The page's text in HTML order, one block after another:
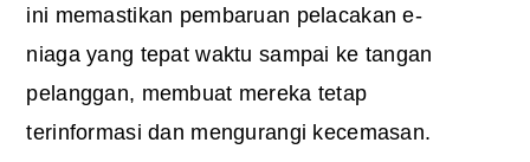
ini memastikan pembaruan pelacakan e-
niaga yang tepat waktu sampai ke tangan
pelanggan, membuat mereka tetap
terinformasi dan mengurangi kecemasan.